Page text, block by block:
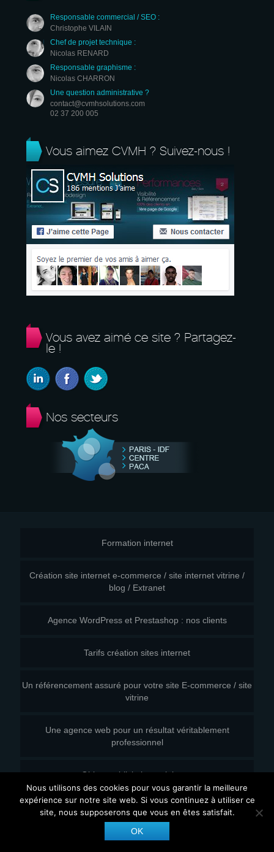
Responsable commercial / SEO :
Christophe VILAIN
Chef de projet technique :
Nicolas RENARD
Responsable graphisme :
Nicolas CHARRON
Une question administrative ?
contact@cvmhsolutions.com
02 37 200 005
Vous aimez CVMH ? Suivez-nous !
Vous avez aimé ce site ? Partagez-
le !
Nos secteurs
Formation internet
Création site internet e-commerce / site internet vitrine /
blog / Extranet
Agence WordPress et Prestashop : nos clients
Tarifs création sites internet
Un référencement assuré pour votre site E-commerce / site
vitrine
Une agence web pour un résultat véritablement
professionnel
Objets publicitaires originaux
2015 - Agence wordpress | CVMH | - Tous droits réservés
Politique de confidentialité
Nous utilisons des cookies pour vous garantir la meilleure
expérience sur notre site web. Si vous continuez à utiliser ce
site, nous supposerons que vous en êtes satisfait.
OK